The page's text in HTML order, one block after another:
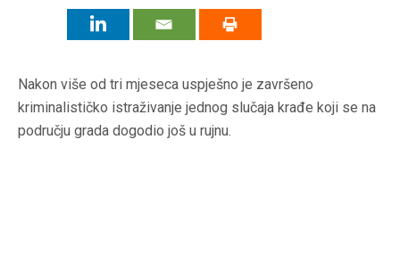
Nakon više od tri mjeseca uspješno je završeno
kriminalističko istraživanje jednog slučaja krađe koji se na
području grada dogodio još u rujnu.